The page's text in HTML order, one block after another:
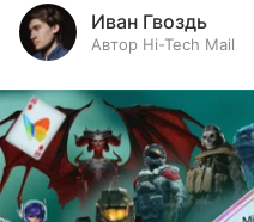
Иван Гвоздь
Автор Hi-Tech Mail